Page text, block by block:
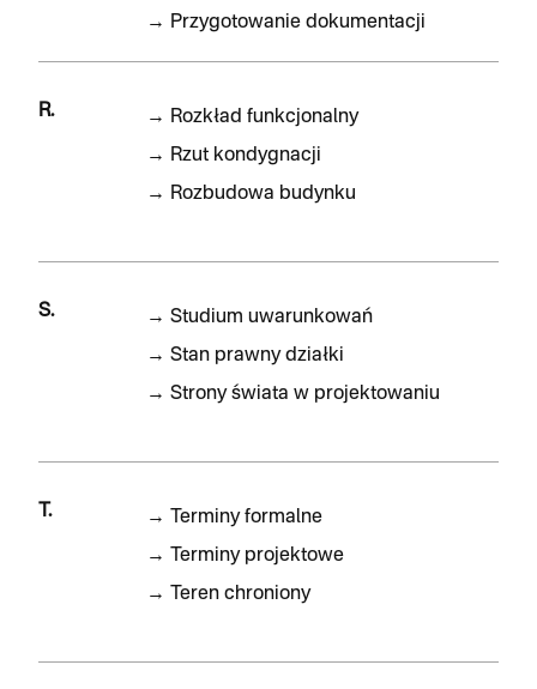
→ Przygotowanie dokumentacji
R. → Rozkład funkcjonalny
→ Rzut kondygnacji
→ Rozbudowa budynku
S. → Studium uwarunkowań
→ Stan prawny działki
→ Strony świata w projektowaniu
T. →
Terminy formalne
→
Terminy projektowe
→
Teren chroniony